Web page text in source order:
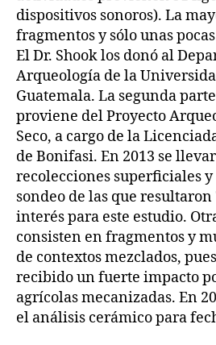
dispositivos sonoros). La
fragmentos y sólo unas
El Dr. Shook los donó al
Arqueología de la
Guatemala. La segunda
proviene del Proyecto
Seco, a cargo de la
de Bonifasi. En 2013 se
recolecciones superficiales y
sondeo de las que resultaron
interés para este estudio.
consisten en fragmentos y
de contextos mezclados,
recibido un fuerte impacto
agrícolas mecanizadas. En
el análisis cerámico para